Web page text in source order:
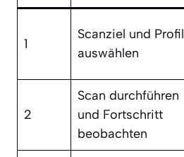
1
Scanziel und Profil
auswählen
2
Scan durchführen
und Fortschritt
beobachten